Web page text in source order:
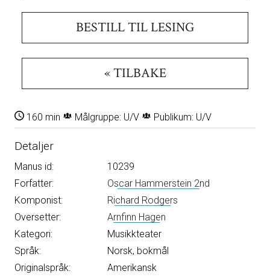
« TILBAKE
BESTILL TIL LESING
160 min Målgruppe: U/V Publikum: U/V
Detaljer
Manus id:
10239
Forfatter:
Oscar Hammerstein 2nd
Komponist:
Richard Rodgers
Oversetter:
Arnfinn Hagen
Kategori:
Musikkteater
Språk:
Norsk, bokmål
Originalspråk:
Amerikansk